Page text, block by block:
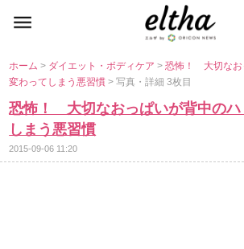
ホーム> ダイエット・ボディケア>恐怖！ 大切なお
変わってしまう悪習慣> 写真・詳細 3枚目
恐怖！ 大切なおっぱいが背中のハ
しまう悪習慣
2015-09-06 11:20